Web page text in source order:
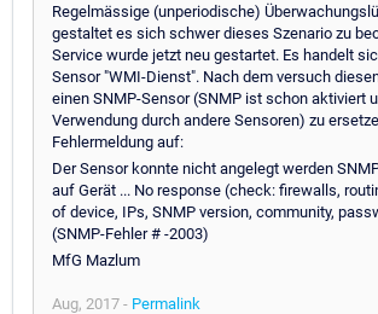
Regelmässige (unperiodische)
gestaltet es sich schwer dieses Szenario zu
Service wurde jetzt neu gestartet. Es handelt
Sensor "WMI-Dienst". Nach dem versuch
einen SNMP-Sensor (SNMP ist schon aktiviert
Verwendung durch andere Sensoren) zu
Fehlermeldung auf:
Der Sensor konnte nicht angelegt werden
auf Gerät ... No response (check: firewalls,
of device, IPs, SNMP version, community,
(SNMP-Fehler # -2003)
MfG Mazlum
Aug, 2017 - Permalink